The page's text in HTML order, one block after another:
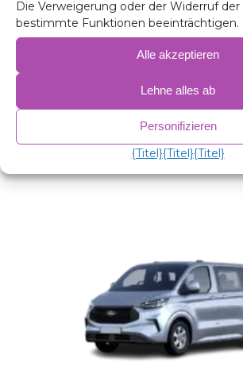
Die Verweigerung oder der Widerruf
bestimmte Funktionen beeinträchtigen.
Alle akzeptieren
Lehne alles ab
Personifizieren
{Titel}{Titel}{Titel}
38 Mikron Aluminiumfolie zur
2 mm expandiertes Polyethylen.
38 Mikron Aluminiumfolie.
2 mm expandiertes Polyethylen.
75 g/m² antiallergische Wattierung
Ähnliche Produkte